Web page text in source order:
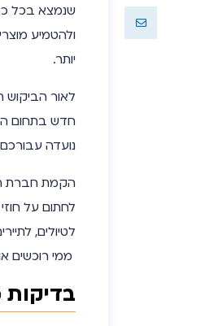
שנמצא בכל
ולהטמיע
יותר.
לאור
חדש בתחום
נועדה
הקמת חברת
לחתום על
לטיולים,
ממי רוכשים